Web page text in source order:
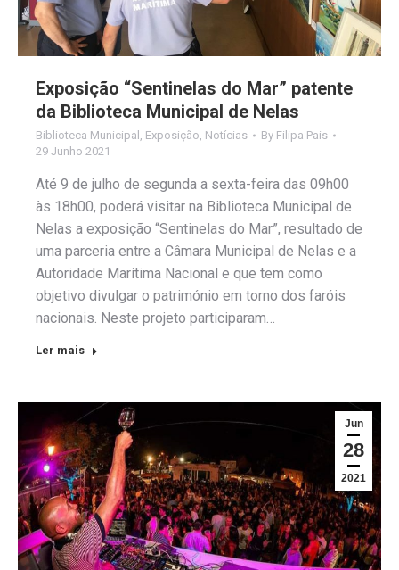
Exposição “Sentinelas do Mar” patente
da Biblioteca Municipal de Nelas
Biblioteca Municipal Exposição Notícias By Filipa Pais
29 Junho 2021
Até 9 de julho de segunda a sexta-feira das 09h00
às 18h00, poderá visitar na Biblioteca Municipal de
Nelas a exposição “Sentinelas do Mar”, resultado de
uma parceria entre a Câmara Municipal de Nelas e a
Autoridade Marítima Nacional e que tem como
objetivo divulgar o património em torno dos faróis
nacionais. Neste projeto participaram…
Ler mais
Jun
28
2021